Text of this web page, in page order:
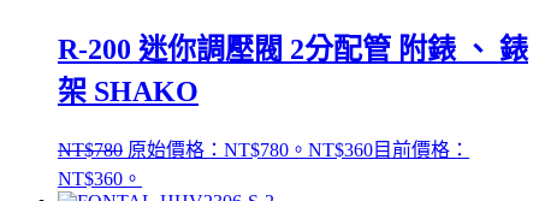
R-200 迷你調壓閥 2分配管 附錶 、 錶
架 SHAKO
NT$780 原始價格：NT$780。 NT$360目前價格：
NT$360。